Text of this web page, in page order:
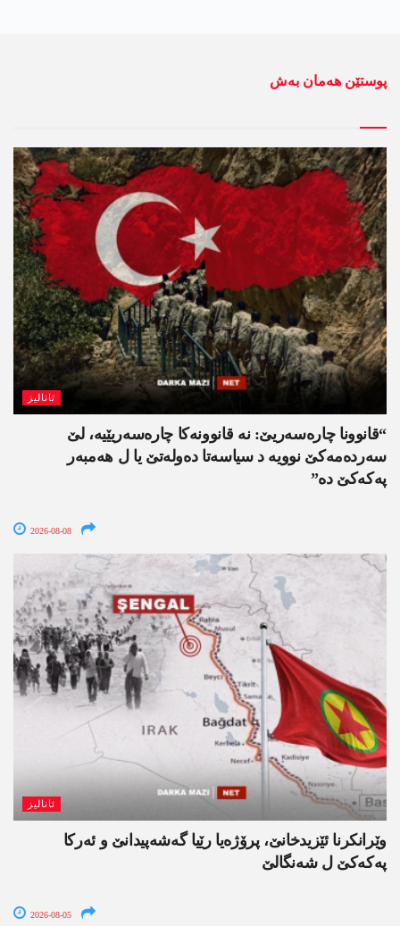
پوستێن ھەمان بەش
ئانالیز
“قانوونا چارەسەریێ: نە قانوونەکا چارەسەریێیە، لێ
سەردەمەکێ نوویە د سیاسەتا دەولەتێ یا ل ھەمبەر
پەکەکێ دە”
2026-08-08
ئانالیز
وێرانکرنا ئێزیدخانێ، پرۆژەیا رێیا گەشەپیدانێ و ئەرکا
پەکەکێ ل شەنگالێ
2026-08-05